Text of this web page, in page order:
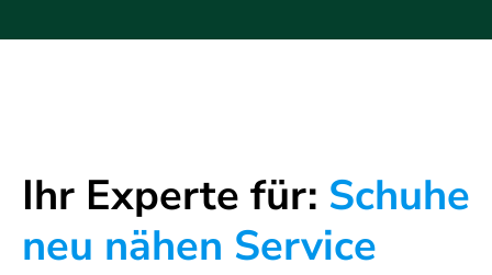
Ihr Experte für: Schuhe
neu nähen Service